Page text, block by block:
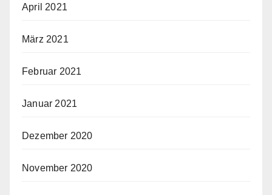
April 2021
März 2021
Februar 2021
Januar 2021
Dezember 2020
November 2020